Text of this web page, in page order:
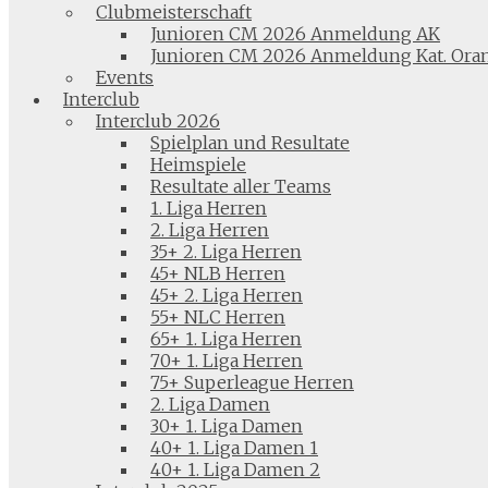
Clubmeisterschaft
Junioren CM 2026 Anmeldung AK
Junioren CM 2026 Anmeldung Kat.
Events
Interclub
Interclub 2026
Spielplan und Resultate
Heimspiele
Resultate aller Teams
1. Liga Herren
2. Liga Herren
35+ 2. Liga Herren
45+ NLB Herren
45+ 2. Liga Herren
55+ NLC Herren
65+ 1. Liga Herren
70+ 1. Liga Herren
75+ Superleague Herren
2. Liga Damen
30+ 1. Liga Damen
40+ 1. Liga Damen 1
40+ 1. Liga Damen 2